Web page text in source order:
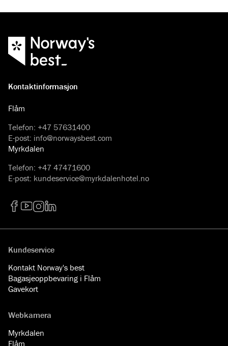
Kontaktinformasjon
Flåm
Telefon: +47 57631400
E-post: info@norwaysbest.com
Myrkdalen
Telefon: +47 47471600
E-post: kundeservice@myrkdalenhotel.no
Kundeservice
Kontakt Norway's best
Bagasjeoppbevaring i Flåm
Gavekort
Webkamera
Myrkdalen
Flåm